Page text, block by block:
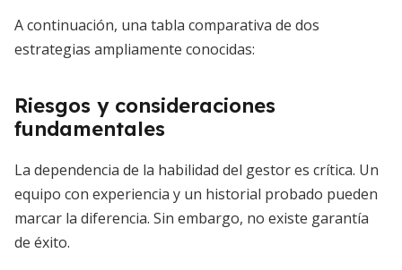
A continuación, una tabla comparativa de dos
estrategias ampliamente conocidas:
Riesgos y consideraciones
fundamentales
La dependencia de la habilidad del gestor es crítica. Un
equipo con experiencia y un historial probado pueden
marcar la diferencia. Sin embargo, no existe garantía
de éxito.